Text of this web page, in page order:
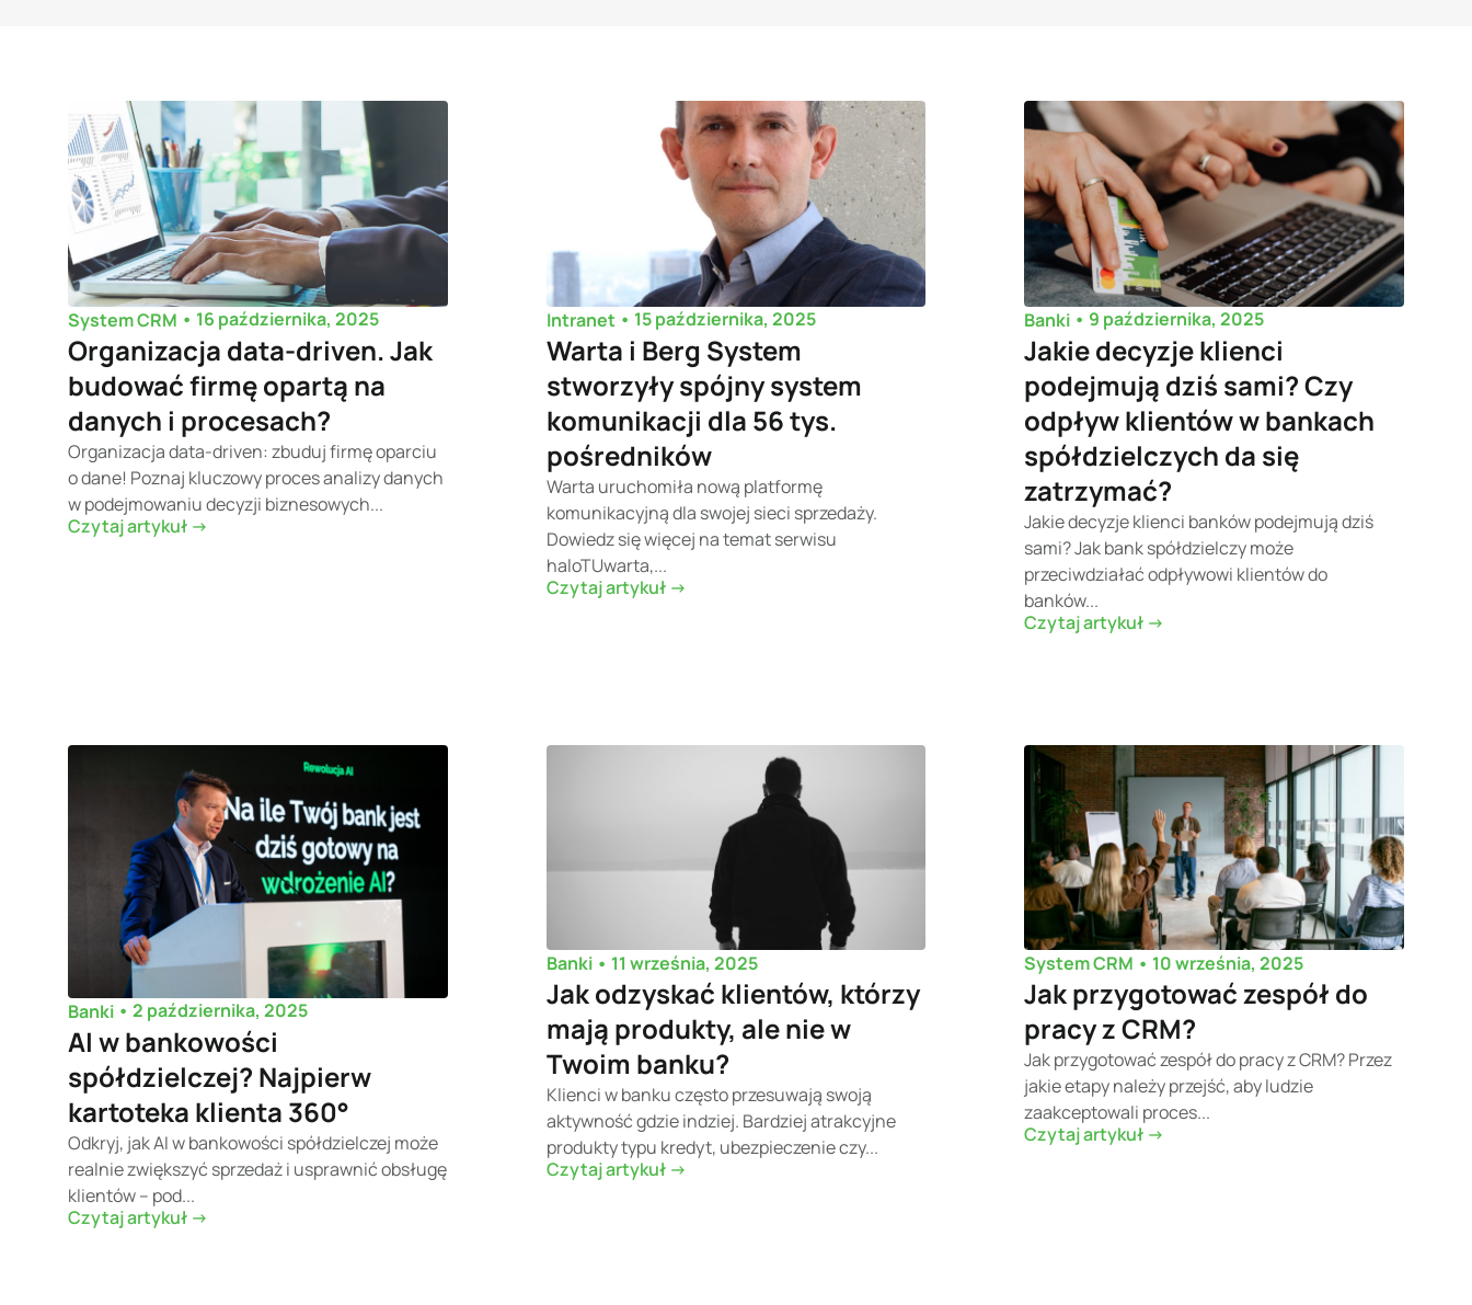
System CRM • 16 października, 2025
Organizacja data-driven. Jak
budować firmę opartą na
danych i procesach?
Organizacja data-driven: zbuduj firmę oparciu
o dane! Poznaj kluczowy proces analizy danych
w podejmowaniu decyzji biznesowych...
Czytaj artykuł ->
Intranet • 15 października, 2025
Warta i Berg System
stworzyły spójny system
komunikacji dla 56 tys.
pośredników
Warta uruchomiła nową platformę
komunikacyjną dla swojej sieci sprzedaży.
Dowiedz się więcej na temat serwisu
haloTUwarta,...
Czytaj artykuł ->
Banki • 9 października, 2025
Jakie decyzje klienci
podejmują dziś sami? Czy
odpływ klientów w bankach
spółdzielczych da się
zatrzymać?
Jakie decyzje klienci banków podejmują dziś
sami? Jak bank spółdzielczy może
przeciwdziałać odpływowi klientów do
banków...
Czytaj artykuł ->
Banki • 2 października, 2025
AI w bankowości
spółdzielczej? Najpierw
kartoteka klienta 360°
Odkryj, jak AI w bankowości spółdzielczej może
realnie zwiększyć sprzedaż i usprawnić obsługę
klientów – pod...
Czytaj artykuł ->
Banki • 11 września, 2025
Jak odzyskać klientów, którzy
mają produkty, ale nie w
Twoim banku?
Klienci w banku często przesuwają swoją
aktywność gdzie indziej. Bardziej atrakcyjne
produkty typu kredyt, ubezpieczenie czy...
Czytaj artykuł ->
System CRM • 10 września, 2025
Jak przygotować zespół do
pracy z CRM?
Jak przygotować zespół do pracy z CRM? Przez
jakie etapy należy przejść, aby ludzie
zaakceptowali proces...
Czytaj artykuł ->